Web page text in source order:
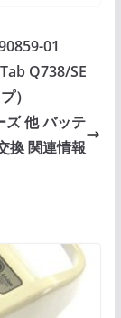
01
Q738/SE
）
ズ 他 バッテ
換 関連情報